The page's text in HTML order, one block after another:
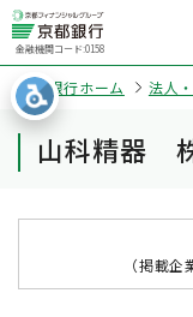
金融機関コード:0158
京都銀行ホーム 法人
山科精器
（掲載